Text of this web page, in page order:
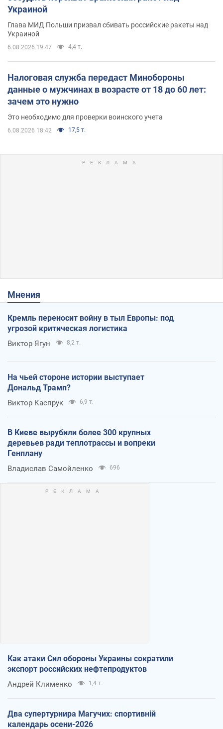
Украиной
Глава МИД Польши призвал сбивать российские ракеты над
Украиной
6.08.2026 19:47 4,4 т.
Налоговая служба передаст Минобороны
данные о мужчинах в возрасте от 18 до 60 лет:
зачем это нужно
Это необходимо для проверки воинского учета
6.08.2026 18:42 17,5 т.
Мнения
Кремль переносит войну в тыл Европы: под
угрозой критическая логистика
Виктор Ягун 8,2 т.
На чьей стороне истории выступает
Дональд Трамп?
Виктор Каспрук 6,9 т.
В Киеве вырубили более 300 крупных
деревьев ради теплотрассы и вопреки
Генплану
Владислав Самойленко 696
Как атаки Сил обороны Украины сократили
экспорт российских нефтепродуктов
Андрей Клименко 1,4 т.
Два супертурнира Магучих: спортивній
календарь осени-2026